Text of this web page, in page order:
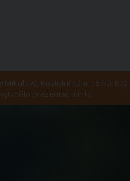
Kostelní nám. 157/9, 692
prezentační.info